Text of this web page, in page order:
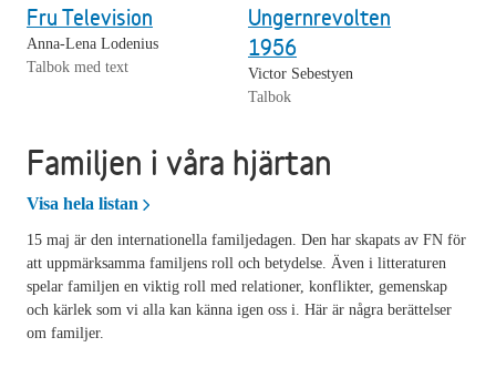
Fru Television
Anna-Lena Lodenius
Talbok med text
Ungernrevolten
1956
Victor Sebestyen
Talbok
Familjen i våra hjärtan
Visa hela listan Familjen i våra hjärtan
15 maj är den internationella familjedagen. Den har skapats av FN för
att uppmärksamma familjens roll och betydelse. Även i litteraturen
spelar familjen en viktig roll med relationer, konflikter, gemenskap
och kärlek som vi alla kan känna igen oss i. Här är några berättelser
om familjer.